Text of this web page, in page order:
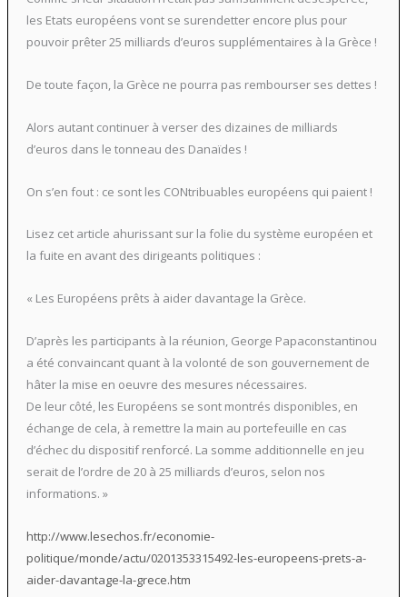
les Etats européens vont se surendetter encore plus pour
pouvoir prêter 25 milliards d’euros supplémentaires à la Grèce !
De toute façon, la Grèce ne pourra pas rembourser ses dettes !
Alors autant continuer à verser des dizaines de milliards
d’euros dans le tonneau des Danaïdes !
On s’en fout : ce sont les CONtribuables européens qui paient !
Lisez cet article ahurissant sur la folie du système européen et
la fuite en avant des dirigeants politiques :
« Les Européens prêts à aider davantage la Grèce.
D’après les participants à la réunion, George Papaconstantinou
a été convaincant quant à la volonté de son gouvernement de
hâter la mise en oeuvre des mesures nécessaires.
De leur côté, les Européens se sont montrés disponibles, en
échange de cela, à remettre la main au portefeuille en cas
d’échec du dispositif renforcé. La somme additionnelle en jeu
serait de l’ordre de 20 à 25 milliards d’euros, selon nos
informations. »
http://www.lesechos.fr/economie-
politique/monde/actu/0201353315492-les-europeens-prets-a-
aider-davantage-la-grece.htm